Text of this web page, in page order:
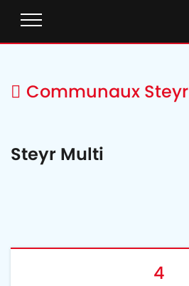
Communaux Steyr
Steyr Multi
4